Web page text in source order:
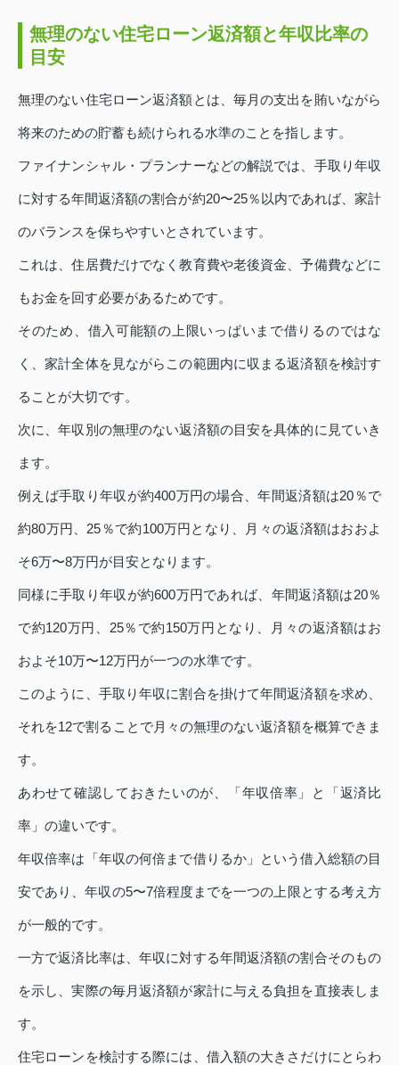
無理のない住宅ローン返済額と年収比率の
目安
無理のない住宅ローン返済額とは、毎月の支出を賄いながら
将来のための貯蓄も続けられる水準のことを指します。
ファイナンシャル・プランナーなどの解説では、手取り年収
に対する年間返済額の割合が約20〜25％以内であれば、家計
のバランスを保ちやすいとされています。
これは、住居費だけでなく教育費や老後資金、予備費などに
もお金を回す必要があるためです。
そのため、借入可能額の上限いっぱいまで借りるのではな
く、家計全体を見ながらこの範囲内に収まる返済額を検討す
ることが大切です。
次に、年収別の無理のない返済額の目安を具体的に見ていき
ます。
例えば手取り年収が約400万円の場合、年間返済額は20％で
約80万円、25％で約100万円となり、月々の返済額はおおよ
そ6万〜8万円が目安となります。
同様に手取り年収が約600万円であれば、年間返済額は20％
で約120万円、25％で約150万円となり、月々の返済額はお
およそ10万〜12万円が一つの水準です。
このように、手取り年収に割合を掛けて年間返済額を求め、
それを12で割ることで月々の無理のない返済額を概算できま
す。
あわせて確認しておきたいのが、「年収倍率」と「返済比
率」の違いです。
年収倍率は「年収の何倍まで借りるか」という借入総額の目
安であり、年収の5〜7倍程度までを一つの上限とする考え方
が一般的です。
一方で返済比率は、年収に対する年間返済額の割合そのもの
を示し、実際の毎月返済額が家計に与える負担を直接表しま
す。
住宅ローンを検討する際には、借入額の大きさだけにとらわ